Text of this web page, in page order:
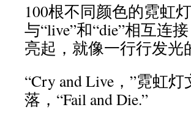
100根不同颜色的霓虹
与“live”和“die”相互连
亮起，就像一行行发光
“Cry and Live，”霓虹
落，“Fail and Die.”